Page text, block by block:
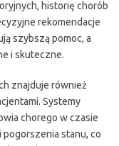
historię chorób
rekomendacje
szybszą pomoc, a
i skuteczne.
znajduje również
Systemy
chorego w czasie
stanu, co